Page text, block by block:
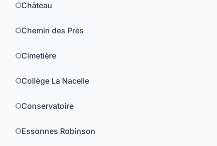
Château
Chemin des Près
Cimetière
Collège La Nacelle
Conservatoire
Essonnes Robinson